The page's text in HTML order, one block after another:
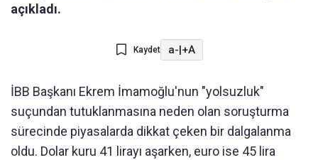
açıkladı.
Kaydet a-|+A
İBB Başkanı Ekrem İmamoğlu'nun "yolsuzluk"
suçundan tutuklanmasına neden olan soruşturma
sürecinde piyasalarda dikkat çeken bir dalgalanma
oldu. Dolar kuru 41 lirayı aşarken, euro ise 45 lira